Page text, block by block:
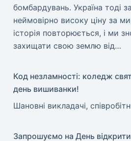
бомбардувань. Україна тоді
неймовірно високу ціну за
історія повторюється, і ми
захищати свою землю від…
Код незламності: коледж
день вишиванки!
​Шановні викладачі,
Запрошуємо на День